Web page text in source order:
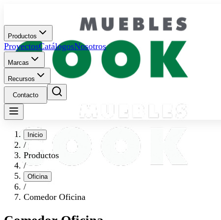
Productos
ProyectosCatálogosNosotros
Marcas
Recursos
Contacto
Inicio
/
Productos
/
Oficina
/
Comedor Oficina